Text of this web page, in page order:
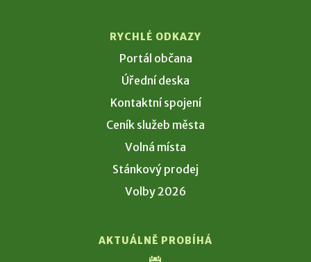
RYCHLÉ ODKAZY
Portál občana
Úřední deska
Kontaktní spojení
Ceník služeb města
Volná místa
Stánkový prodej
Volby 2026
AKTUÁLNĚ PROBÍHÁ